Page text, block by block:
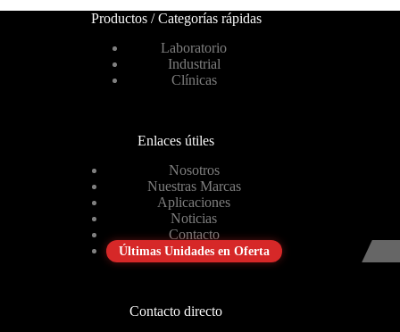
Productos / Categorías rápidas
Laboratorio
Industrial
Clínicas
Enlaces útiles
Nosotros
Nuestras Marcas
Aplicaciones
Noticias
Contacto
Últimas Unidades en Oferta
Contacto directo